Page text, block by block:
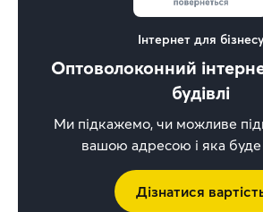
Інтернет для бізнесу
Оптоволоконний
будівлі
Ми підкажемо, чи можливе
вашою адресою і яка буде
Дізнатися